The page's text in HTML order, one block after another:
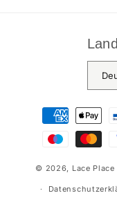
© 2026, Lace Place